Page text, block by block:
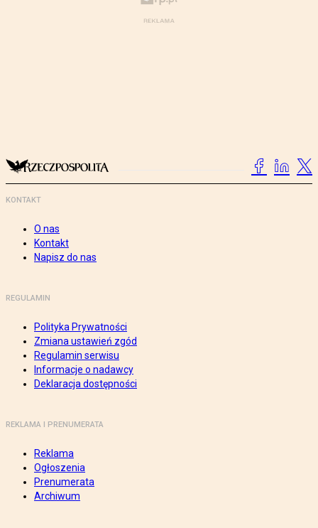
KONTAKT
O nas
Kontakt
Napisz do nas
REGULAMIN
Polityka Prywatności
Zmiana ustawień zgód
Regulamin serwisu
Informacje o nadawcy
Deklaracja dostępności
REKLAMA I PRENUMERATA
Reklama
Ogłoszenia
Prenumerata
Archiwum